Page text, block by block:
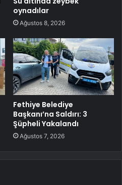
oynadılar
Ağustos 8, 2026
Fethiye Belediye
Başkanı’na Saldırı: 3
Şüpheli Yakalandı
Ağustos 7, 2026